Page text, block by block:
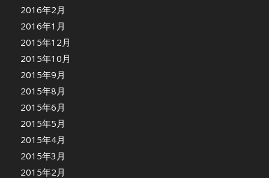
2016年2月
2016年1月
2015年12月
2015年10月
2015年9月
2015年8月
2015年6月
2015年5月
2015年4月
2015年3月
2015年2月